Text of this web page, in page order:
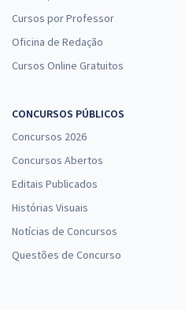
Cursos por Professor
Oficina de Redação
Cursos Online Gratuitos
CONCURSOS PÚBLICOS
Concursos 2026
Concursos Abertos
Editais Publicados
Histórias Visuais
Notícias de Concursos
Questões de Concurso